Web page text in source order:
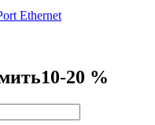
Ethernet
10-20 %